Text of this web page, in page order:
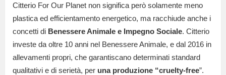
Citterio For Our Planet non significa però solamente meno
plastica ed efficientamento energetico, ma racchiude anche i
concetti di Benessere Animale e Impegno Sociale. Citterio
investe da oltre 10 anni nel Benessere Animale, e dal 2016 in
allevamenti propri, che garantiscano determinati standard
qualitativi e di serietà, per una produzione “cruelty-free”.